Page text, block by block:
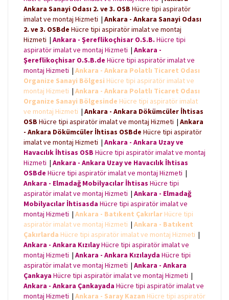
Ankara Sanayi Odası 2. ve 3. OSB Hücre tipi aspiratör
imalat ve montaj Hizmeti | Ankara - Ankara Sanayi Odası
2. ve 3. OSBde Hücre tipi aspiratör imalat ve montaj
Hizmeti | Ankara - Şereflikoçhisar O.S.B. Hücre tipi
aspiratör imalat ve montaj Hizmeti | Ankara -
Şereflikoçhisar O.S.B.de Hücre tipi aspiratör imalat ve
montaj Hizmeti | Ankara - Ankara Polatlı Ticaret Odası
Organize Sanayi Bölgesi Hücre tipi aspiratör imalat ve
montaj Hizmeti | Ankara - Ankara Polatlı Ticaret Odası
Organize Sanayi Bölgesinde Hücre tipi aspiratör imalat
ve montaj Hizmeti | Ankara - Ankara Dökümcüler İhtisas
OSB Hücre tipi aspiratör imalat ve montaj Hizmeti | Ankara
- Ankara Dökümcüler İhtisas OSBde Hücre tipi aspiratör
imalat ve montaj Hizmeti | Ankara - Ankara Uzay ve
Havacılık İhtisas OSB Hücre tipi aspiratör imalat ve montaj
Hizmeti | Ankara - Ankara Uzay ve Havacılık İhtisas
OSBde Hücre tipi aspiratör imalat ve montaj Hizmeti |
Ankara - Elmadağ Mobilyacılar İhtisas Hücre tipi
aspiratör imalat ve montaj Hizmeti | Ankara - Elmadağ
Mobilyacılar İhtisasda Hücre tipi aspiratör imalat ve
montaj Hizmeti | Ankara - Batıkent Çakırlar Hücre tipi
aspiratör imalat ve montaj Hizmeti | Ankara - Batıkent
Çakırlarda Hücre tipi aspiratör imalat ve montaj Hizmeti |
Ankara - Ankara KızılayHücre tipi aspiratör imalat ve
montaj Hizmeti | Ankara - Ankara Kızılayda Hücre tipi
aspiratör imalat ve montaj Hizmeti | Ankara - Ankara
Çankaya Hücre tipi aspiratör imalat ve montaj Hizmeti |
Ankara - Ankara Çankayada Hücre tipi aspiratör imalat ve
montaj Hizmeti | Ankara - Saray Kazan Hücre tipi aspiratör